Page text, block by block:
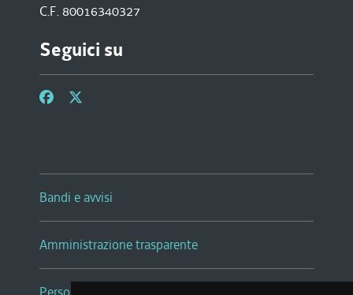
C.F. 80016340327
Seguici su
Bandi e avvisi
Amministrazione trasparente